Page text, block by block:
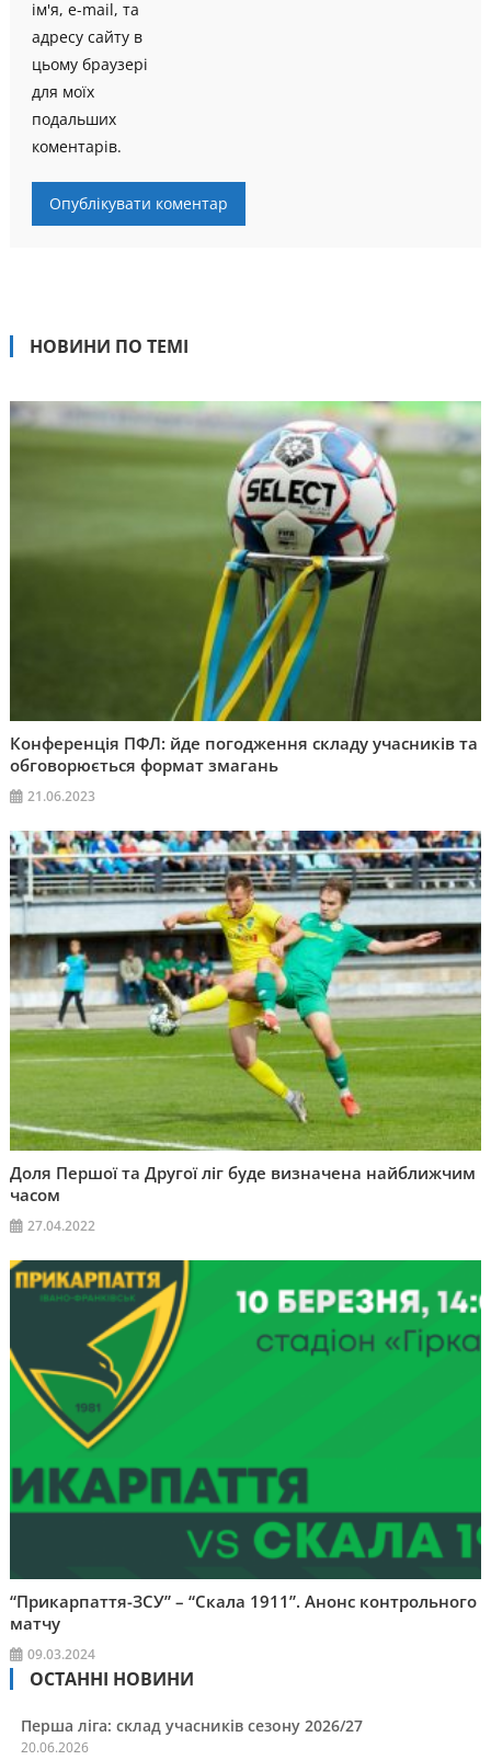
ім'я, e-mail, та
адресу сайту в
цьому браузері
для моїх
подальших
коментарів.
НОВИНИ ПО ТЕМІ
Конференція ПФЛ: йде погодження складу учасників та
обговорюється формат змагань
21.06.2023
Доля Першої та Другої ліг буде визначена найближчим
часом
27.04.2022
“Прикарпаття-ЗСУ” – “Скала 1911”. Анонс контрольного
матчу
09.03.2024
ОСТАННІ НОВИНИ
Перша ліга: склад учасників сезону 2026/27
20.06.2026